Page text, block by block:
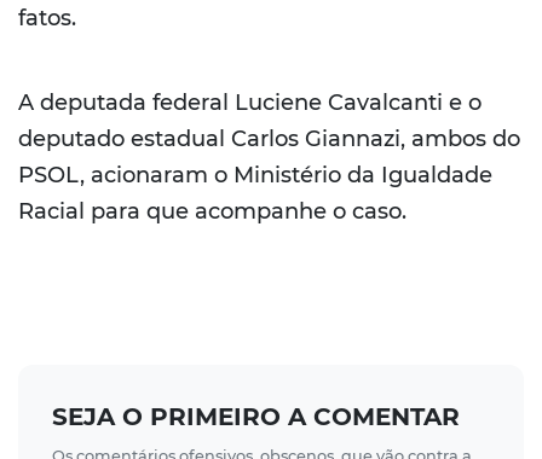
fatos.
A deputada federal Luciene Cavalcanti e o
deputado estadual Carlos Giannazi, ambos do
PSOL, acionaram o Ministério da Igualdade
Racial para que acompanhe o caso.
SEJA O PRIMEIRO A COMENTAR